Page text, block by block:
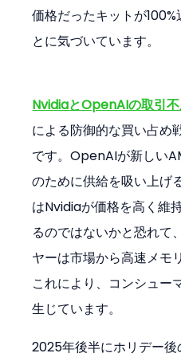
価格だったキットが
とに気づいています。
NvidiaとOpenAIの取引
による防御的な買い占め
です。OpenAIが新しい
のために供給を吸い上げ
はNvidiaが価格を高く維
るのではないかと恐れて
ヤーは市場から高速メモ
これにより、コンシュー
生じています。
2025年後半にホリデー